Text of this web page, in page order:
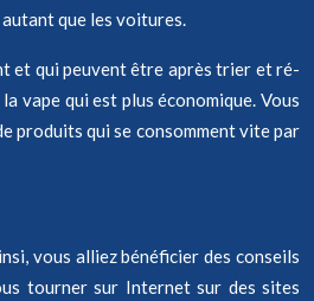
autant que les voitures.
et qui peuvent être après trier et ré-
vape qui est plus économique. Vous
produits qui se consomment vite par
vous alliez bénéficier des conseils
tourner sur Internet sur des sites